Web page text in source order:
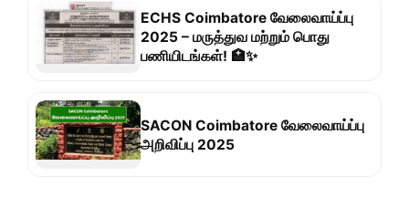
ECHS Coimbatore வேலைவாய்ப்பு
2025 – மருத்துவ மற்றும் பொது
பணியிடங்கள்! 🏥✨
SACON Coimbatore வேலைவாய்ப்பு
அறிவிப்பு 2025